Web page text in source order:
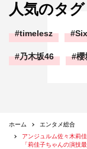
人気のタグ
timelesz
乃木坂46 櫻
ホーム
エンタメ総合
アンジュルム佐々木莉
「莉佳子ちゃんの演技